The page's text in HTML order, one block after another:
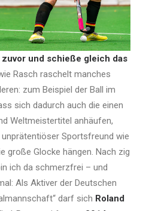
zuvor und schieße gleich das
Rasch raschelt manches
zum Beispiel der Ball im
sich dadurch auch die einen
Weltmeistertitel anhäufen,
Sportsfreund wie
große Glocke hängen. Nach zig
ich da schmerzfrei – und
Als Aktiver der Deutschen
darf sich Roland